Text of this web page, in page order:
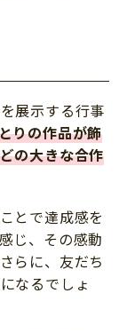
展示する行事
りの作品が飾
の大きな合作
とで達成感を
じ、その感動
らに、友だち
なるでしょ